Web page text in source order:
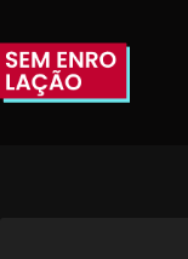
o
conteúdo